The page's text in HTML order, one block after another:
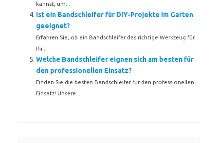
kannst, um...
Ist ein Bandschleifer für DIY-Projekte im Garten
geeignet?
Erfahren Sie, ob ein Bandschleifer das richtige Werkzeug für
Ihr...
Welche Bandschleifer eignen sich am besten für
den professionellen Einsatz?
Finden Sie die besten Bandschleifer für den professionellen
Einsatz! Unsere...